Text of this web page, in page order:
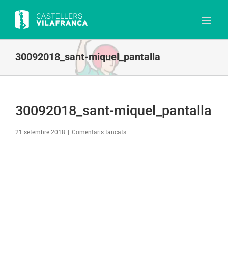
content
30092018_sant-miquel_pantalla
30092018_sant-miquel_pantalla
21 setembre 2018 Comentaris tancatsa